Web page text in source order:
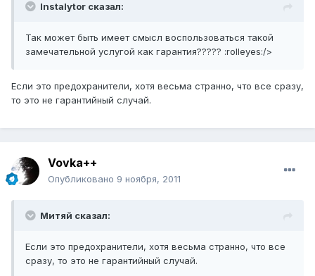
Instalytor сказал:
Так может быть имеет смысл воспользоваться такой
замечательной услугой как гарантия????? :rolleyes:/>
Если это предохранители, хотя весьма странно, что все сразу,
то это не гарантийный случай.
Vovka++
Опубликовано 9 ноября, 2011
Митяй сказал:
Если это предохранители, хотя весьма странно, что все
сразу, то это не гарантийный случай.